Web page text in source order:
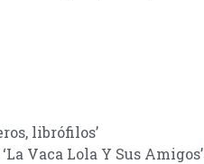
librófilos’
Vaca Lola Y Sus Amigos’